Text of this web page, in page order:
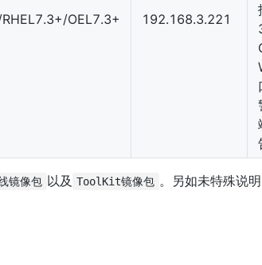
OEL7.3+ 192.168.3.221
镜像包 以及 ToolKit镜像包 。另如未特殊说